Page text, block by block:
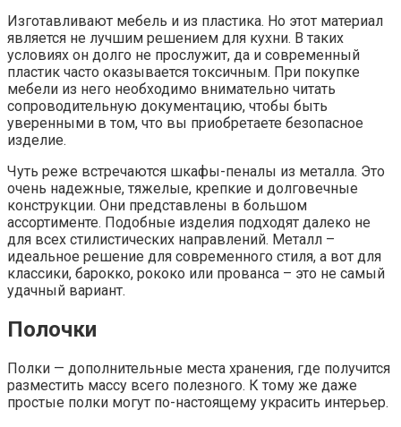
Изготавливают мебель и из пластика. Но этот материал
является не лучшим решением для кухни. В таких
условиях он долго не прослужит, да и современный
пластик часто оказывается токсичным. При покупке
мебели из него необходимо внимательно читать
сопроводительную документацию, чтобы быть
уверенными в том, что вы приобретаете безопасное
изделие.
Чуть реже встречаются шкафы-пеналы из металла. Это
очень надежные, тяжелые, крепкие и долговечные
конструкции. Они представлены в большом
ассортименте. Подобные изделия подходят далеко не
для всех стилистических направлений. Металл –
идеальное решение для современного стиля, а вот для
классики, барокко, рококо или прованса – это не самый
удачный вариант.
Полочки
Полки — дополнительные места хранения, где получится
разместить массу всего полезного. К тому же даже
простые полки могут по-настоящему украсить интерьер.